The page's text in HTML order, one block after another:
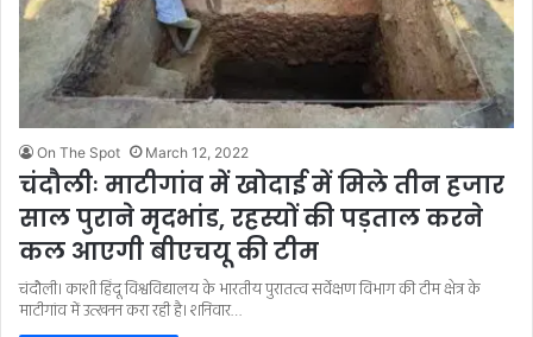
On The Spot March 12, 2022
चंदौलीः माटीगांव में खोदाई में मिले तीन हजार
साल पुराने मृदभांड, रहस्यों की पड़ताल करने
कल आएगी बीएचयू की टीम
चंदौली। काशी हिंदू विश्वविद्यालय के भारतीय पुरातत्व सर्वेक्षण विभाग की टीम क्षेत्र के
माटीगांव में उत्खनन करा रही है। शनिवार…